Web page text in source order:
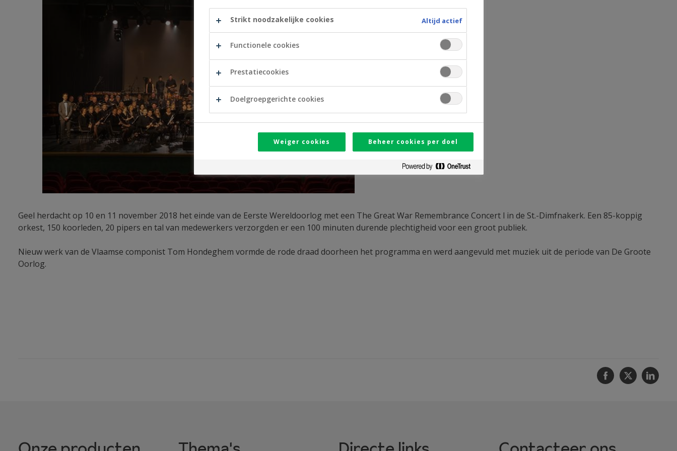
Geel herdacht op 10 en 11 november 2018 het einde van de Eerste Wereldoorlog met een The Great War Remembrance Concert l in de St.-Dimfnakerk. Een 85-koppig
orkest, 150 koorleden, 20 pipers en tal van medewerkers verzorgden er een 100 minuten durende plechtigheid voor een groot publiek.
Nieuw werk van de Vlaamse componist Tom Hondeghem vormde de rode draad doorheen het programma en werd aangevuld met muziek uit de periode van De Groote
Oorlog.
Facebook
Twitter
Strikt noodzakelijke cookies Altijd actief
Functionele cookies
Prestatiecookies
Doelgroepgerichte cookies
Weiger cookies Beheer cookies per doel